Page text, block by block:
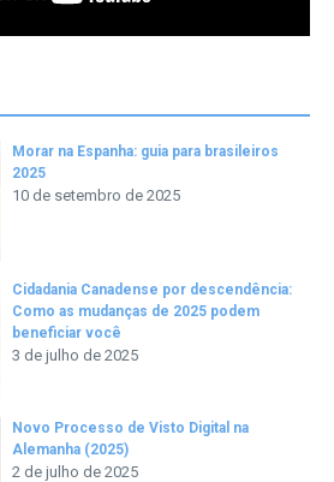
Morar na Espanha: guia para brasileiros
2025
10 de setembro de 2025
Cidadania Canadense por descendência:
Como as mudanças de 2025 podem
beneficiar você
3 de julho de 2025
Novo Processo de Visto Digital na
Alemanha (2025)
2 de julho de 2025